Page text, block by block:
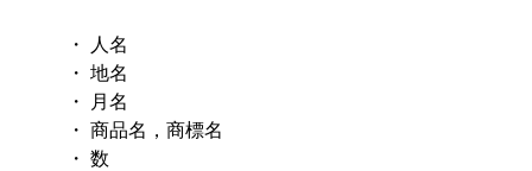
・ 人名
・ 地名
・ 月名
・ 商品名，商標名
・ 数